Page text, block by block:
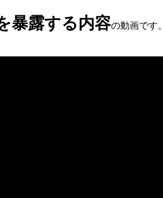
暴露する内容の動画です。